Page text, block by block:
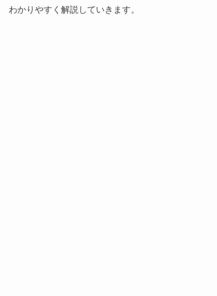
わかりやすく解説していきます。